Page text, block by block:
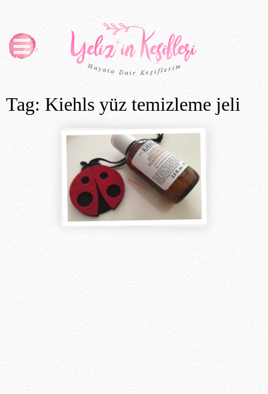
Tag: Kiehls yüz temizleme jeli